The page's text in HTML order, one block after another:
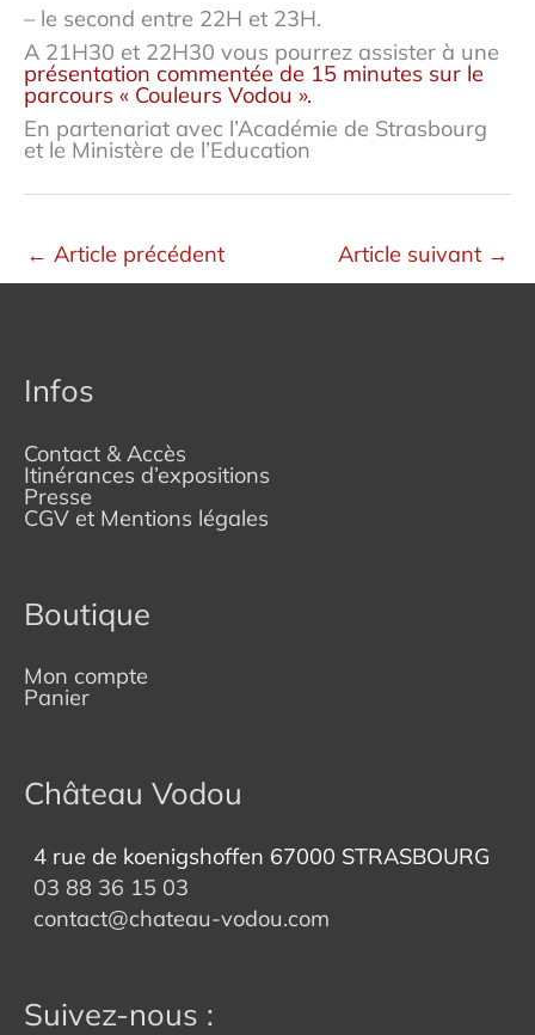
– le second entre 22H et 23H.
A 21H30 et 22H30 vous pourrez assister à une
présentation commentée de 15 minutes sur le
parcours « Couleurs Vodou ».
En partenariat avec l’Académie de Strasbourg
et le Ministère de l’Education
← Article précédent Article suivant →
Infos
Contact & Accès
Itinérances d’expositions
Presse
CGV et Mentions légales
Boutique
Mon compte
Panier
Château Vodou
4 rue de koenigshoffen 67000 STRASBOURG
03 88 36 15 03
contact@chateau-vodou.com
Suivez-nous :